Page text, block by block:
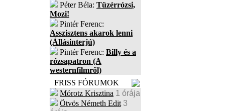
Péter Béla: Tüzérrózsi,
Mozi!
Pintér Ferenc:
Asszisztens akarok lenni
(Állásinterjú)
Pintér Ferenc: Billy és a
rózsapatron (A
westernfilmről)
FRISS FÓRUMOK
Mórotz Krisztina 1 órája
Ötvös Németh Edit 3